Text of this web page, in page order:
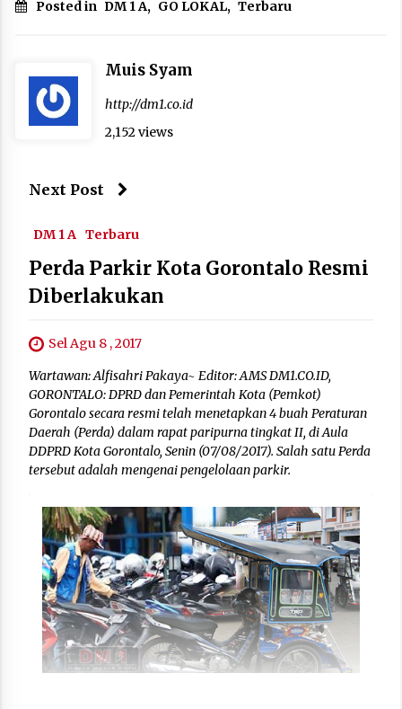
Posted in DM 1 A, GO LOKAL, Terbaru
Muis Syam
http://dm1.co.id
2,152 views
Next Post
DM 1 A Terbaru
Perda Parkir Kota Gorontalo Resmi
Diberlakukan
Sel Agu 8 , 2017
Wartawan: Alfisahri Pakaya~ Editor: AMS DM1.CO.ID,
GORONTALO: DPRD dan Pemerintah Kota (Pemkot)
Gorontalo secara resmi telah menetapkan 4 buah Peraturan
Daerah (Perda) dalam rapat paripurna tingkat II, di Aula
DDPRD Kota Gorontalo, Senin (07/08/2017). Salah satu Perda
tersebut adalah mengenai pengelolaan parkir.